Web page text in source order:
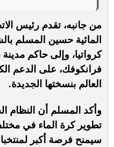
من جانبه، تقدم رئيس
المائية حسين المسلم
كرواتيا، وإلى حاكم
فرانكوفك، على الدعم
العالم بنسختها الجديدة.
وأكد المسلم أن النظام
تطوير كرة الماء في
سيمنح فرصة أكبر